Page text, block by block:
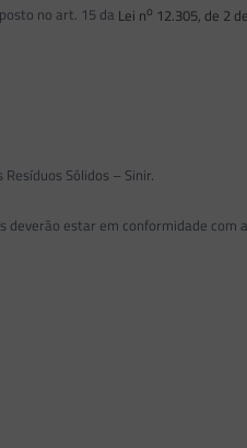
no art. 15 da Lei no 12.305, de 2
Sólidos – Sinir.
estar em conformidade com